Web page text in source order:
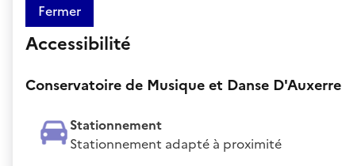
Fermer
Accessibilité
Conservatoire de Musique et Danse D'Auxerre
Stationnement
Stationnement adapté à proximité